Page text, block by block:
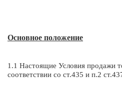
Основное положение
1.1 Настоящие Условия продажи
соответствии со ст.435 и п.2